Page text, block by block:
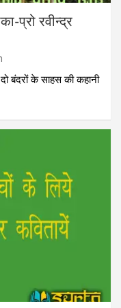
प्रो रवीन्द्र
बंदरों के साहस की कहानी